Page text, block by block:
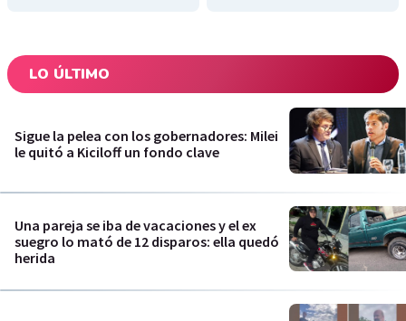
LO ÚLTIMO
Sigue la pelea con los gobernadores: Milei
le quitó a Kiciloff un fondo clave
Una pareja se iba de vacaciones y el ex
suegro lo mató de 12 disparos: ella quedó
herida